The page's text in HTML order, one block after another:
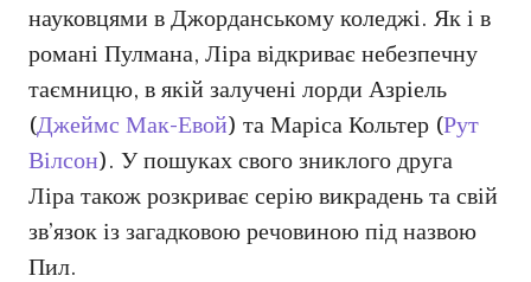
науковцями в Джорданському коледжі. Як і в
романі Пулмана, Ліра відкриває небезпечну
таємницю, в якій залучені лорди Азріель
(Джеймс Мак-Евой) та Маріса Кольтер (Рут
Вілсон). У пошуках свого зниклого друга
Ліра також розкриває серію викрадень та свій
зв’язок із загадковою речовиною під назвою
Пил.